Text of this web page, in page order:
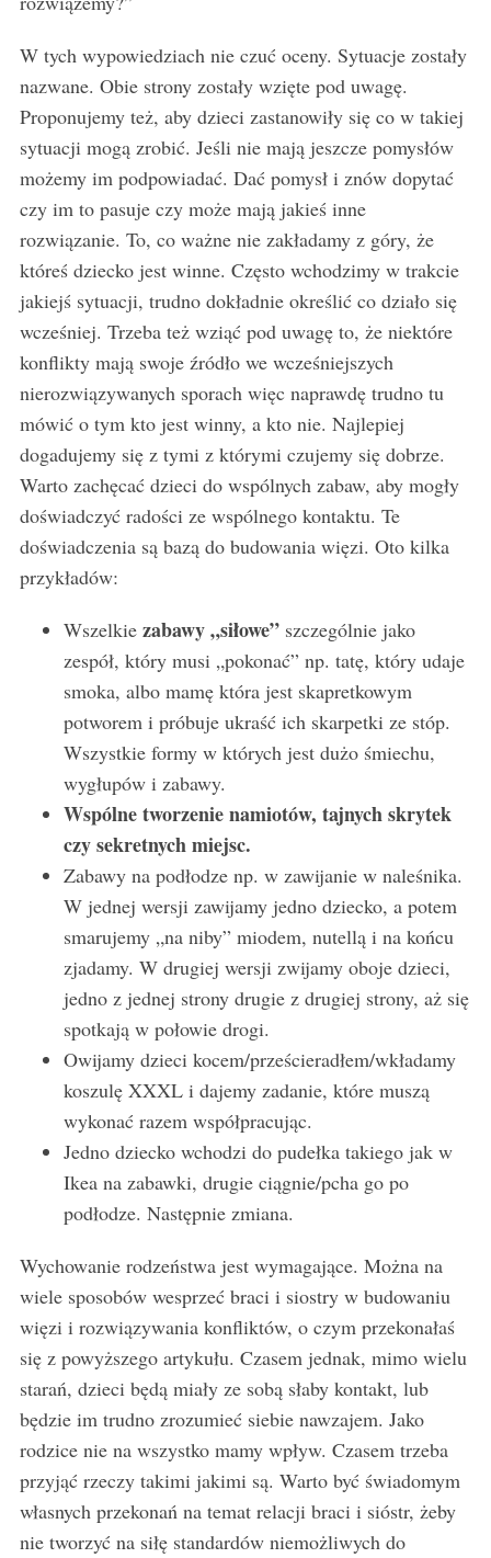
W tych wypowiedziach nie czuć oceny. Sytuacje zostały
nazwane. Obie strony zostały wzięte pod uwagę.
Proponujemy też, aby dzieci zastanowiły się co w takiej
sytuacji mogą zrobić. Jeśli nie mają jeszcze pomysłów
możemy im podpowiadać. Dać pomysł i znów dopytać
czy im to pasuje czy może mają jakieś inne
rozwiązanie. To, co ważne nie zakładamy z góry, że
któreś dziecko jest winne. Często wchodzimy w trakcie
jakiejś sytuacji, trudno dokładnie określić co działo się
wcześniej. Trzeba też wziąć pod uwagę to, że niektóre
konflikty mają swoje źródło we wcześniejszych
nierozwiązywanych sporach więc naprawdę trudno tu
mówić o tym kto jest winny, a kto nie. Najlepiej
dogadujemy się z tymi z którymi czujemy się dobrze.
Warto zachęcać dzieci do wspólnych zabaw, aby mogły
doświadczyć radości ze wspólnego kontaktu. Te
doświadczenia są bazą do budowania więzi. Oto kilka
przykładów:
Wszelkie zabawy „siłowe” szczególnie jako
zespół, który musi „pokonać” np. tatę, który udaje
smoka, albo mamę która jest skapretkowym
potworem i próbuje ukraść ich skarpetki ze stóp.
Wszystkie formy w których jest dużo śmiechu,
wygłupów i zabawy.
Wspólne tworzenie namiotów, tajnych skrytek
czy sekretnych miejsc.
Zabawy na podłodze np. w zawijanie w naleśnika.
W jednej wersji zawijamy jedno dziecko, a potem
smarujemy „na niby” miodem, nutellą i na końcu
zjadamy. W drugiej wersji zwijamy oboje dzieci,
jedno z jednej strony drugie z drugiej strony, aż się
spotkają w połowie drogi.
Owijamy dzieci kocem/prześcieradłem/wkładamy
koszulę XXXL i dajemy zadanie, które muszą
wykonać razem współpracując.
Jedno dziecko wchodzi do pudełka takiego jak w
Ikea na zabawki, drugie ciągnie/pcha go po
podłodze. Następnie zmiana.
Wychowanie rodzeństwa jest wymagające. Można na
wiele sposobów wesprzeć braci i siostry w budowaniu
więzi i rozwiązywania konfliktów, o czym przekonałaś
się z powyższego artykułu. Czasem jednak, mimo wielu
starań, dzieci będą miały ze sobą słaby kontakt, lub
będzie im trudno zrozumieć siebie nawzajem. Jako
rodzice nie na wszystko mamy wpływ. Czasem trzeba
przyjąć rzeczy takimi jakimi są. Warto być świadomym
własnych przekonań na temat relacji braci i sióstr, żeby
nie tworzyć na siłę standardów niemożliwych do